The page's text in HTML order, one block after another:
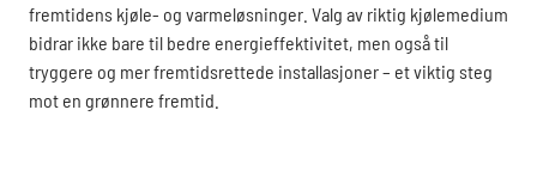
fremtidens kjøle- og varmeløsninger. Valg av riktig kjølemedium
bidrar ikke bare til bedre energieffektivitet, men også til
tryggere og mer fremtidsrettede installasjoner – et viktig steg
mot en grønnere fremtid.